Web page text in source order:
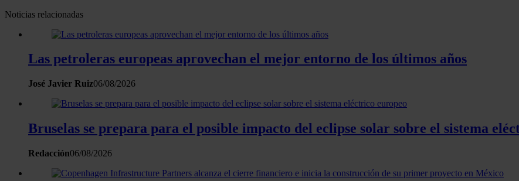
Noticias relacionadas
Las petroleras europeas aprovechan el mejor entorno de los últimos años
José Javier Ruiz06/08/2026
Bruselas se prepara para el posible impacto del eclipse solar sobre el sistema
Redacción06/08/2026